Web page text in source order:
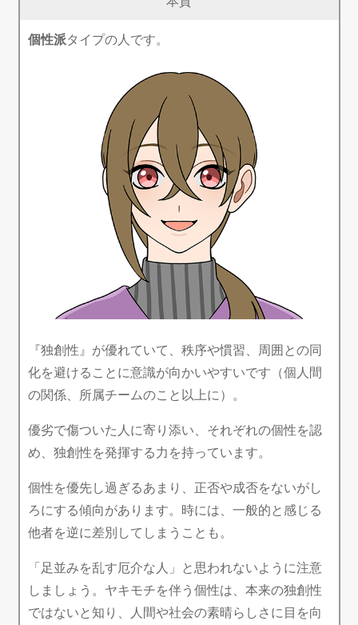
個性派タイプの人です。
『独創性』が優れていて、秩序や慣習、周囲との同
化を避けることに意識が向かいやすいです（個人間
の関係、所属チームのこと以上に）。
優劣で傷ついた人に寄り添い、それぞれの個性を認
め、独創性を発揮する力を持っています。
個性を優先し過ぎるあまり、正否や成否をないがし
ろにする傾向があります。時には、一般的と感じる
他者を逆に差別してしまうことも。
「足並みを乱す厄介な人」と思われないように注意
しましょう。ヤキモチを伴う個性は、本来の独創性
ではないと知り、人間や社会の素晴らしさに目を向